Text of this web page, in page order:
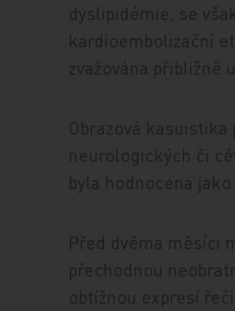
dyslipidémie, se
kardioembolizační
zvažována přibližně
Obrazová
neurologických či
byla hodnocena
Před dvěma měsíci
přechodnou
obtížnou expresí